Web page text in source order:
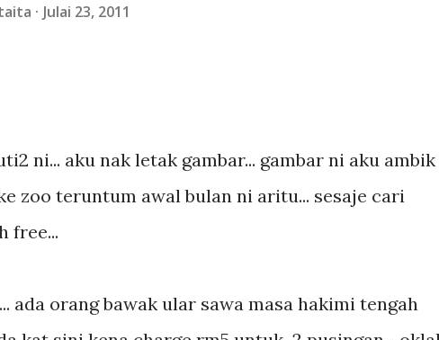
Julai 23, 2011
ni... aku nak letak gambar... gambar ni aku ambik
zoo teruntum awal bulan ni aritu... sesaje cari
free...
ada orang bawak ular sawa masa hakimi tengah